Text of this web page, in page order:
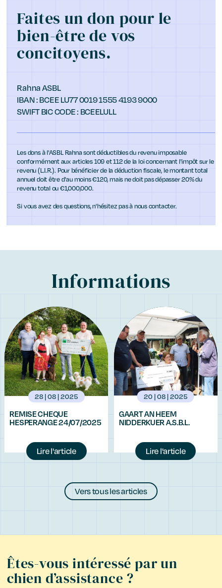
Faites un don pour le
bien-être de vos
concitoyens.
Rahna ASBL
IBAN : BCEE LU77 0019 1555 4193 9000
SWIFT BIC CODE : BCEELULL
Les dons à l'ASBL Rahna sont déductibles du revenu imposable
conformément aux articles 109 et 112 de la loi concernant l'impôt sur le
revenu (L.I.R.). Pour bénéficier de la déduction fiscale, le montant total
annuel doit être d'au moins €120, mais ne doit pas dépasser 20% du
revenu total ou €1,000,000.
Si vous avez des questions, n'hésitez pas à nous contacter.
Informations
28 | 08 | 2025
REMISE CHEQUE
HESPERANGE 24/07/2025
Lire l'article
20 | 08 | 2025
GAART AN HEEM
NIDDERKUER A.S.B.L.
Lire l'article
Vers tous les articles
Êtes-vous intéressé par un
chien d’assistance ?